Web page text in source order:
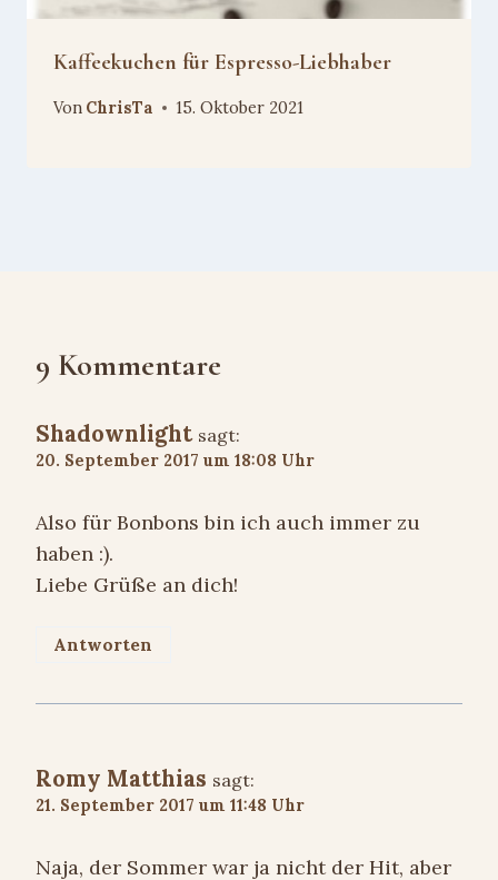
Kaffeekuchen für Espresso-Liebhaber
Von ChrisTa 15. Oktober 2021
9 Kommentare
Shadownlight sagt:
20. September 2017 um 18:08 Uhr
Also für Bonbons bin ich auch immer zu
haben :).
Liebe Grüße an dich!
Antworten
Romy Matthias sagt:
21. September 2017 um 11:48 Uhr
Naja, der Sommer war ja nicht der Hit, aber